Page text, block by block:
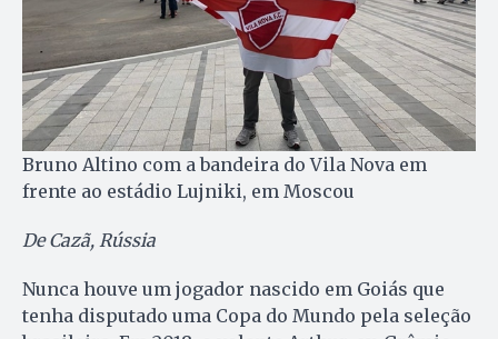
Bruno Altino com a bandeira do Vila Nova em
frente ao estádio Lujniki, em Moscou
De Cazã, Rússia
Nunca houve um jogador nascido em Goiás que
tenha disputado uma Copa do Mundo pela seleção